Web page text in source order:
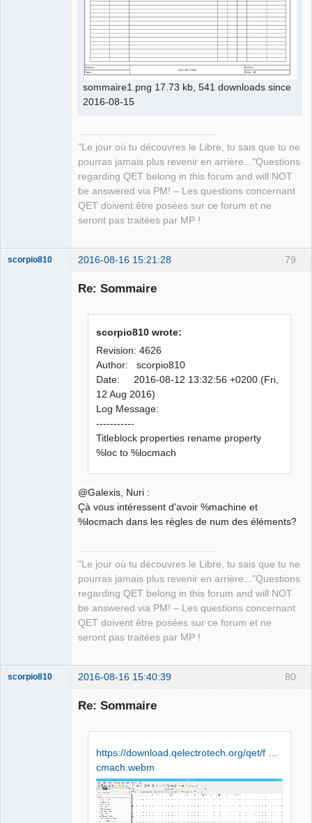
sommaire1.png 17.73 kb, 541 downloads since
2016-08-15
"Le jour où tu découvres le Libre, tu sais que tu ne
pourras jamais plus revenir en arrière..."Questions
regarding QET belong in this forum and will NOT
be answered via PM! – Les questions concernant
QET doivent être posées sur ce forum et ne
seront pas traitées par MP !
79
scorpio810 2016-08-16 15:21:28
Re: Sommaire
scorpio810 wrote:
Revision: 4626
Author: scorpio810
Date: 2016-08-12 13:32:56 +0200 (Fri,
12 Aug 2016)
Log Message:
-----------
Titleblock properties rename property
%loc to %locmach
@Galexis, Nuri :
Çà vous intéressent d'avoir %machine et
%locmach dans les règles de num des éléments?
"Le jour où tu découvres le Libre, tu sais que tu ne
pourras jamais plus revenir en arrière..."Questions
regarding QET belong in this forum and will NOT
be answered via PM! – Les questions concernant
QET doivent être posées sur ce forum et ne
seront pas traitées par MP !
80
scorpio810 2016-08-16 15:40:39
Re: Sommaire
https://download.qelectrotech.org/qet/f …
cmach.webm